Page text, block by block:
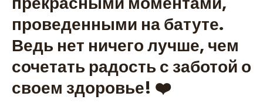
проведенными на батуте.
Ведь нет ничего лучше, чем
сочетать радость с заботой о
своем здоровье! ❤️